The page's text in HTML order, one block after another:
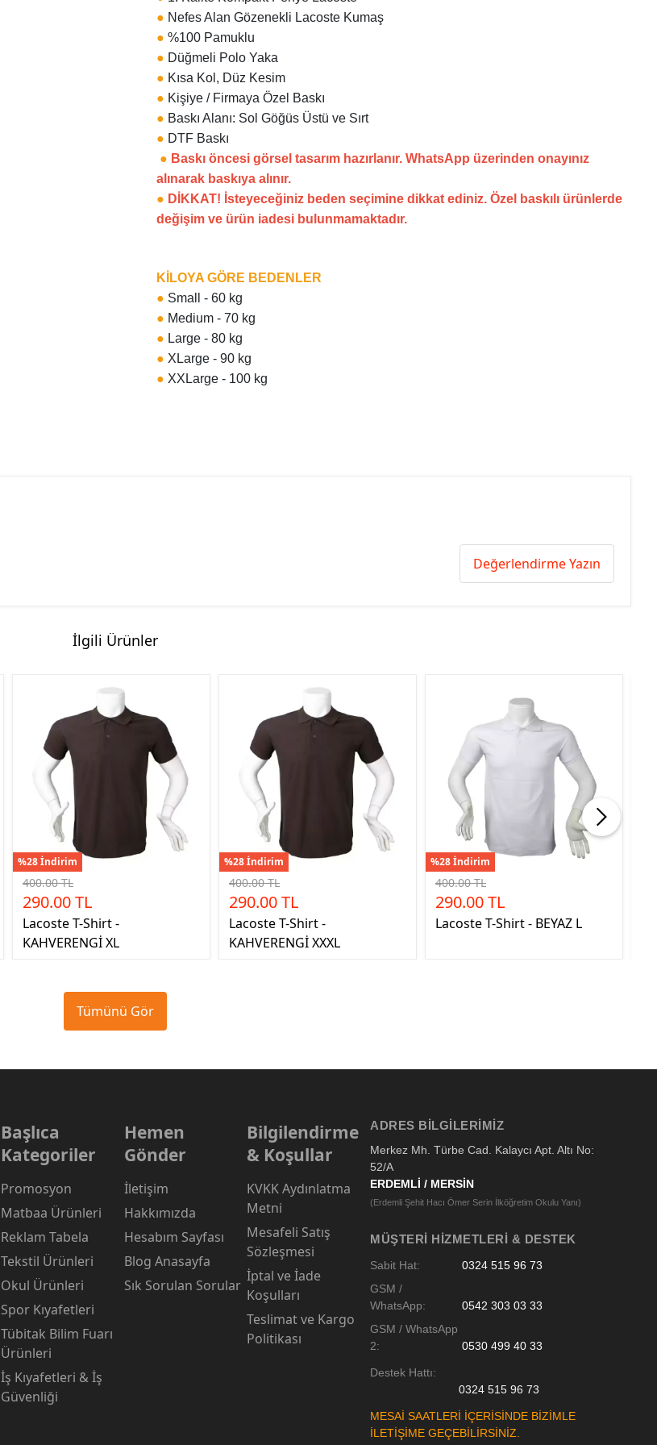
● Nefes Alan Gözenekli Lacoste Kumaş
●%100 Pamuklu
● Düğmeli Polo Yaka
● Kısa Kol, Düz Kesim
● Kişiye / Firmaya Özel Baskı
● Baskı Alanı: Sol Göğüs Üstü ve Sırt
● DTF Baskı
● Baskı öncesi görsel tasarım hazırlanır. WhatsApp üzerinden onayınız
alınarak baskıya alınır.
● DİKKAT! İsteyeceğiniz beden seçimine dikkat ediniz. Özel baskılı ürünlerde
değişim ve ürün iadesi bulunmamaktadır.
KİLOYA GÖRE BEDENLER
● Small - 60 kg
● Medium - 70 kg
● Large - 80 kg
● XLarge - 90 kg
● XXLarge - 100 kg
Değerlendirme Yazın
İlgili Ürünler
%28 İndirim
400.00 TL
290.00 TL
Lacoste T-Shirt -
KAHVERENGİ XL
%28 İndirim
400.00 TL
290.00 TL
Lacoste T-Shirt -
KAHVERENGİ XXXL
%28 İndirim
400.00 TL
290.00 TL
Lacoste T-Shirt - BEYAZ L
Tümünü Gör
Başlıca
Kategoriler
Promosyon
Matbaa Ürünleri
Reklam Tabela
Tekstil Ürünleri
Okul Ürünleri
Spor Kıyafetleri
Tübitak Bilim Fuarı
Ürünleri
İş Kıyafetleri & İş
Güvenliği
Hemen
Gönder
İletişim
Hakkımızda
Hesabım Sayfası
Blog Anasayfa
Sık Sorulan Sorular
Bilgilendirme
& Koşullar
KVKK Aydınlatma
Metni
Mesafeli Satış
Sözleşmesi
İptal ve İade
Koşulları
Teslimat ve Kargo
Politikası
ADRES BILGILERIMIZ
Merkez Mh. Türbe Cad. Kalaycı Apt. Altı No:
52/A
ERDEMLİ / MERSİN
(Erdemli Şehit Hacı Ömer Serin İlköğretim Okulu Yanı)
MÜŞTERI HIZMETLERI & DESTEK
Sabit Hat:
0324 515 96 73
GSM /
WhatsApp:
0542 303 03 33
GSM / WhatsApp
2:
0530 499 40 33
Destek Hattı:
0324 515 96 73
MESAİ SAATLERİ İÇERİSİNDE BİZİMLE
İLETİŞİME GEÇEBİLİRSİNİZ.